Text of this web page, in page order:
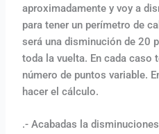
aproximadamente y voy a
para tener un perímetro de
será una disminución de 20
toda la vuelta. En cada caso
número de puntos variable.
hacer el cálculo.
.- Acabadas la